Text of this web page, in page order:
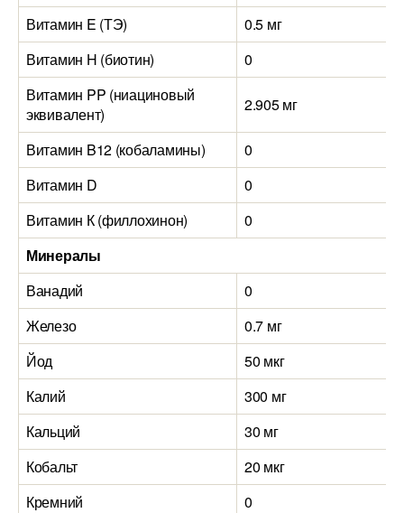
Витамин E (ТЭ)
0.5 мг
Витамин H (биотин)
0
Витамин PP (ниациновый
эквивалент)
2.905 мг
Витамин B12 (кобаламины) 0
Витамин D
0
Витамин К (филлохинон)
0
Минералы
Ванадий
0
Железо
0.7 мг
Йод
50 мкг
Калий
300 мг
Кальций
30 мг
Кобальт
20 мкг
Кремний
0